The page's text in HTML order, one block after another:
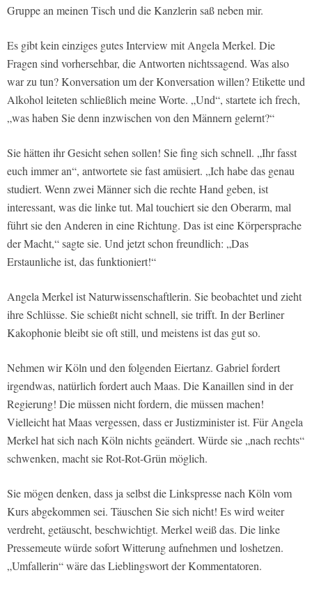
Gruppe an meinen Tisch und die Kanzlerin saß neben mir.
Es gibt kein einziges gutes Interview mit Angela Merkel. Die
Fragen sind vorhersehbar, die Antworten nichtssagend. Was also
war zu tun? Konversation um der Konversation willen? Etikette und
Alkohol leiteten schließlich meine Worte. „Und“, startete ich frech,
„was haben Sie denn inzwischen von den Männern gelernt?“
Sie hätten ihr Gesicht sehen sollen! Sie fing sich schnell. „Ihr fasst
euch immer an“, antwortete sie fast amüsiert. „Ich habe das genau
studiert. Wenn zwei Männer sich die rechte Hand geben, ist
interessant, was die linke tut. Mal touchiert sie den Oberarm, mal
führt sie den Anderen in eine Richtung. Das ist eine Körpersprache
der Macht,“ sagte sie. Und jetzt schon freundlich: „Das
Erstaunliche ist, das funktioniert!“
Angela Merkel ist Naturwissenschaftlerin. Sie beobachtet und zieht
ihre Schlüsse. Sie schießt nicht schnell, sie trifft. In der Berliner
Kakophonie bleibt sie oft still, und meistens ist das gut so.
Nehmen wir Köln und den folgenden Eiertanz. Gabriel fordert
irgendwas, natürlich fordert auch Maas. Die Kanaillen sind in der
Regierung! Die müssen nicht fordern, die müssen machen!
Vielleicht hat Maas vergessen, dass er Justizminister ist. Für Angela
Merkel hat sich nach Köln nichts geändert. Würde sie „nach rechts“
schwenken, macht sie Rot-Rot-Grün möglich.
Sie mögen denken, dass ja selbst die Linkspresse nach Köln vom
Kurs abgekommen sei. Täuschen Sie sich nicht! Es wird weiter
verdreht, getäuscht, beschwichtigt. Merkel weiß das. Die linke
Pressemeute würde sofort Witterung aufnehmen und loshetzen.
„Umfallerin“ wäre das Lieblingswort der Kommentatoren.